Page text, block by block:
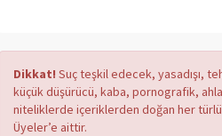
Dikkat! Suç teşkil edecek, yasadışı,
küçük düşürücü, kaba, pornografik,
niteliklerde içeriklerden doğan her
Üyeler’e aittir.